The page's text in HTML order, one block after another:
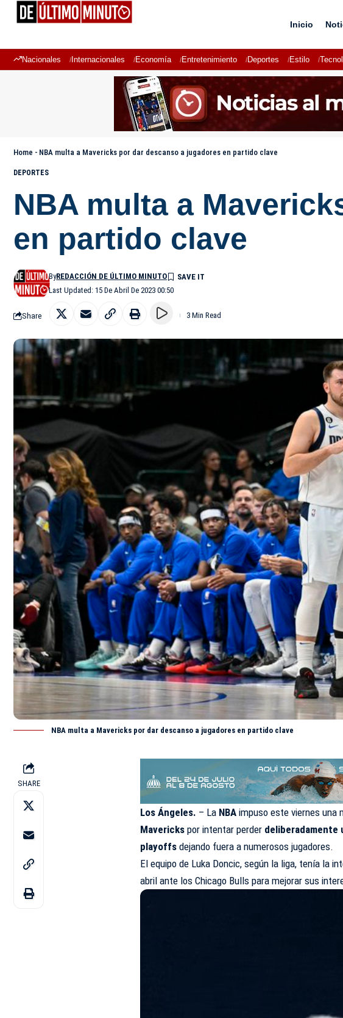
Inicio
Nacionales Internacionales Economía Entretenimiento Deportes Estilo
Home - NBA multa a Mavericks por dar descanso a jugadores en partido clave
DEPORTES
NBA multa a
en partido clave
Last Updated: 15 De Abril De 2023 00:50
ByREDACCIÓN DE ÚLTIMO MINUTO
Share 3 Min Read
NBA multa a Mavericks por dar descanso a jugadores en partido clave
SHARE
Los Ángeles. – La NBAimpuso este viernes una
Mavericks por intentar perder deliberadamente
playoffsdejando fuera a numerosos jugadores.
El equipo de Luka Doncic, según la liga, tenía la
abril ante los Chicago Bulls para mejorar sus